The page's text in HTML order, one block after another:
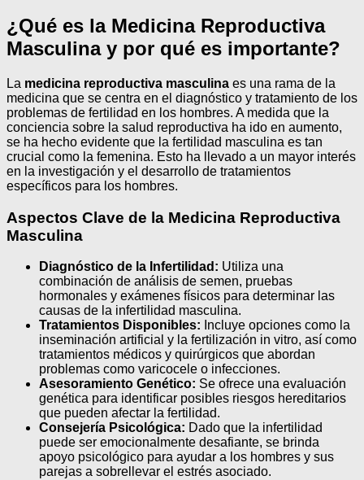
¿Qué es la Medicina Reproductiva
Masculina y por qué es importante?
La medicina reproductiva masculina es una rama de la
medicina que se centra en el diagnóstico y tratamiento de los
problemas de fertilidad en los hombres. A medida que la
conciencia sobre la salud reproductiva ha ido en aumento,
se ha hecho evidente que la fertilidad masculina es tan
crucial como la femenina. Esto ha llevado a un mayor interés
en la investigación y el desarrollo de tratamientos
específicos para los hombres.
Aspectos Clave de la Medicina Reproductiva
Masculina
Diagnóstico de la Infertilidad: Utiliza una
combinación de análisis de semen, pruebas
hormonales y exámenes físicos para determinar las
causas de la infertilidad masculina.
Tratamientos Disponibles: Incluye opciones como la
inseminación artificial y la fertilización in vitro, así como
tratamientos médicos y quirúrgicos que abordan
problemas como varicocele o infecciones.
Asesoramiento Genético: Se ofrece una evaluación
genética para identificar posibles riesgos hereditarios
que pueden afectar la fertilidad.
Consejería Psicológica: Dado que la infertilidad
puede ser emocionalmente desafiante, se brinda
apoyo psicológico para ayudar a los hombres y sus
parejas a sobrellevar el estrés asociado.